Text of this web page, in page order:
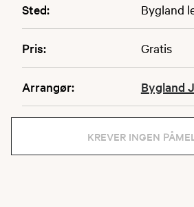
Sted: Bygland
Pris: Gratis
Arrangør: Bygland
KREVER INGEN